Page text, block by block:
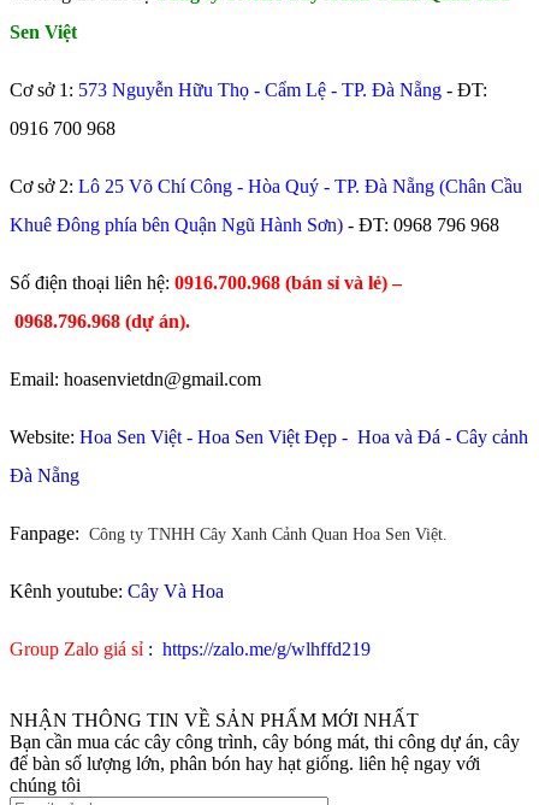
Sen Việt
Cơ sở 1: 573 Nguyễn Hữu Thọ - Cẩm Lệ - TP. Đà Nẵng - ĐT:
0916 700 968
Cơ sở 2: Lô 25 Võ Chí Công - Hòa Quý - TP. Đà Nẵng (Chân Cầu
Khuê Đông phía bên Quận Ngũ Hành Sơn) - ĐT: 0968 796 968
​Số điện thoại liên hệ: 0916.700.968 (bán sỉ và lẻ) –
0968.796.968 (dự án).
Email: hoasenvietdn@gmail.com
Website: Hoa Sen Việt - Hoa Sen Việt Đẹp - Hoa và Đá - Cây cảnh
Đà Nẵng
Fanpage: Công ty TNHH Cây Xanh Cảnh Quan Hoa Sen Việt.
Kênh youtube: Cây Và Hoa
Group Zalo giá sỉ : https://zalo.me/g/wlhffd219
NHẬN THÔNG TIN VỀ SẢN PHẨM MỚI NHẤT
Bạn cần mua các cây công trình, cây bóng mát, thi công dự án, cây
để bàn số lượng lớn, phân bón hay hạt giống. liên hệ ngay với
chúng tôi